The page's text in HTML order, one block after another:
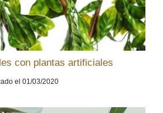
con plantas artificiales
el 01/03/2020